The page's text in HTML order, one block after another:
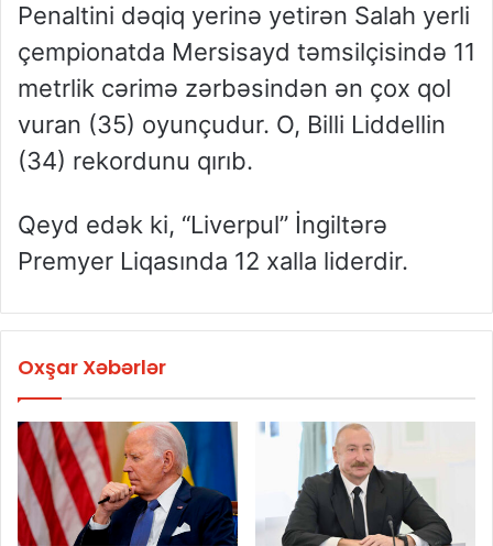
Penaltini dəqiq yerinə yetirən Salah yerli
çempionatda Mersisayd təmsilçisində 11
metrlik cərimə zərbəsindən ən çox qol
vuran (35) oyunçudur. O, Billi Liddellin
(34) rekordunu qırıb.
Qeyd edək ki, “Liverpul” İngiltərə
Premyer Liqasında 12 xalla liderdir.
Oxşar Xəbərlər